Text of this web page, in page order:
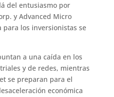
del entusiasmo por
y Advanced Micro
para los inversionistas se
a una caída en los
y de redes, mientras
se preparan para el
económica